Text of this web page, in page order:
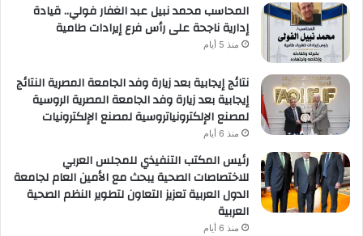
المحاسب محمد نبيل عبد الغفار فولي.. قيادة
إدارية ناجحة على رأس فرع إيرادات طامية
منذ 5 أيام
نتائج إيجابية بعد زيارة وفد الجامعة المصرية النتائج
إيجابية بعد زيارة وفد الجامعة المصرية الروسية
لمصنع الإلكترونياتروسية لمصنع الإلكترونيات
منذ 6 أيام
رئيس المكتب التنفيذي للمجلس العربي
للاختصاصات الصحية يبحث مع الأمين العام لجامعة
الدول العربية تعزيز التعاون لتطوير النظم الصحية
العربية
منذ 6 أيام